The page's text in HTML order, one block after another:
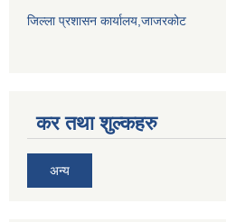
जिल्ला प्रशासन कार्यालय,जाजरकोट
कर तथा शुल्कहरु
अन्य